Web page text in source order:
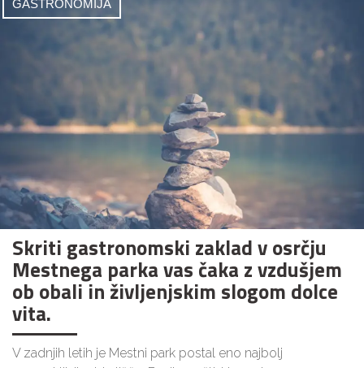
GASTRONOMIJA
Skriti gastronomski zaklad v osrčju
Mestnega parka vas čaka z vzdušjem
ob obali in življenjskim slogom dolce
vita.
V zadnjih letih je Mestni park postal eno najbolj